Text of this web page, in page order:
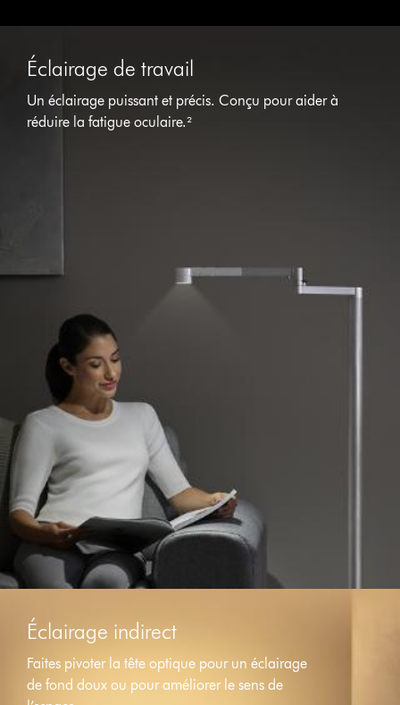
Éclairage de travail
Un éclairage puissant et précis. Conçu pour aider à
réduire la fatigue oculaire.²
Éclairage indirect
Faites pivoter la tête optique pour un éclairage
de fond doux ou pour améliorer le sens de